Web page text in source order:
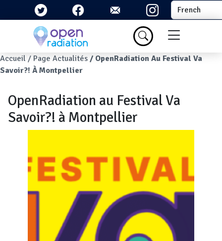
Aller au contenu principal Select your
Menu du
Fil d'Ariane
Accueil Page Actualités
OpenRadiation Au Festival Va
Savoir?! À Montpellier
OpenRadiation au Festival Va
Savoir?! à Montpellier